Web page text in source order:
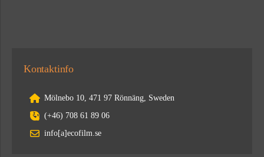
Kontaktinfo
Mölnebo 10, 471 97 Rönnäng, Sweden
(+46) 708 61 89 06
info[a]ecofilm.se